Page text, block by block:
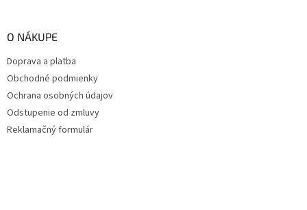
O NÁKUPE
Doprava a platba
Obchodné podmienky
Ochrana osobných údajov
Odstupenie od zmluvy
Reklamačný formulár